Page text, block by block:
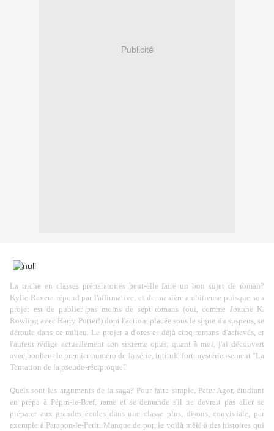
Publicité
La triche en classes préparatoires peut-elle faire un bon sujet de roman?
Kylie Ravera répond par l'affirmative, et de manière ambitieuse puisque son
projet est de publier pas moins de sept romans (oui, comme Joanne K.
Rowling avec Harry Potter!) dont l'action, placée sous le signe du suspens, se
déroule dans ce milieu. Le projet a d'ores et déjà cinq romans d'achevés, et
l'auteur rédige actuellement son sixième opus; quant à moi, j'ai découvert
avec bonheur le premier numéro de la série, intitulé fort mystérieusement "La
Tentation de la pseudo-réciproque".
Quels sont les arguments de la saga? Pour faire simple, Peter Agor, étudiant
en prépa à Pépin-le-Bref, rame et se demande s'il ne devrait pas aller se
préparer aux grandes écoles dans une classe plus, disons, conviviale, par
exemple à Patapon-le-Petit. Manque de pot, le voilà mêlé à des histoires qui